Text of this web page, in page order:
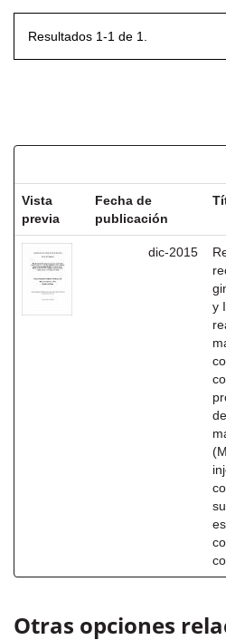
Resultados 1-1 de 1.
Vista
previa
Fecha de
publicación
dic-2015
y
Otras opciones